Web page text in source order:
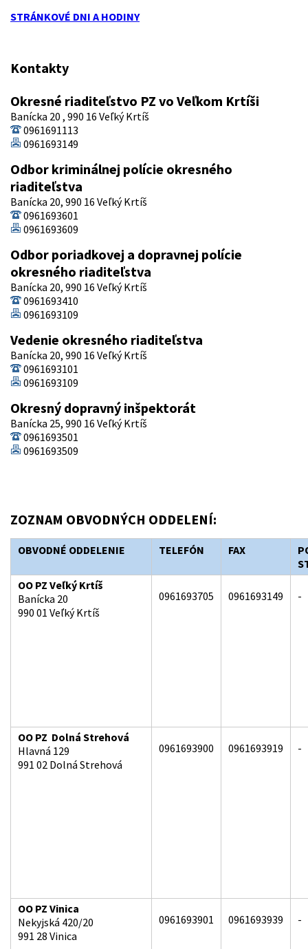
STRÁNKOVÉ DNI A HODINY
Kontakty
Okresné riaditeľstvo PZ vo Veľkom Krtíši
Banícka 20 , 990 16 Veľký Krtíš
0961691113
0961693149
Odbor kriminálnej polície okresného
riaditeľstva
Banícka 20, 990 16 Veľký Krtíš
0961693601
0961693609
Odbor poriadkovej a dopravnej polície
okresného riaditeľstva
Banícka 20, 990 16 Veľký Krtíš
0961693410
0961693109
Vedenie okresného riaditeľstva
Banícka 20, 990 16 Veľký Krtíš
0961693101
0961693109
Okresný dopravný inšpektorát
Banícka 25, 990 16 Veľký Krtíš
0961693501
0961693509
ZOZNAM OBVODNÝCH ODDELENÍ:
OBVODNÉ ODDELENIE TELEFÓN FAX
OO PZ Veľký Krtíš
Banícka 20
990 01 Veľký Krtíš
0961693705 0961693149 -
OO PZ Dolná Strehová
Hlavná 129
991 02 Dolná Strehová
0961693900 0961693919 -
OO PZ Vinica
Nekyjská 420/20
991 28 Vinica
0961693901 0961693939 -